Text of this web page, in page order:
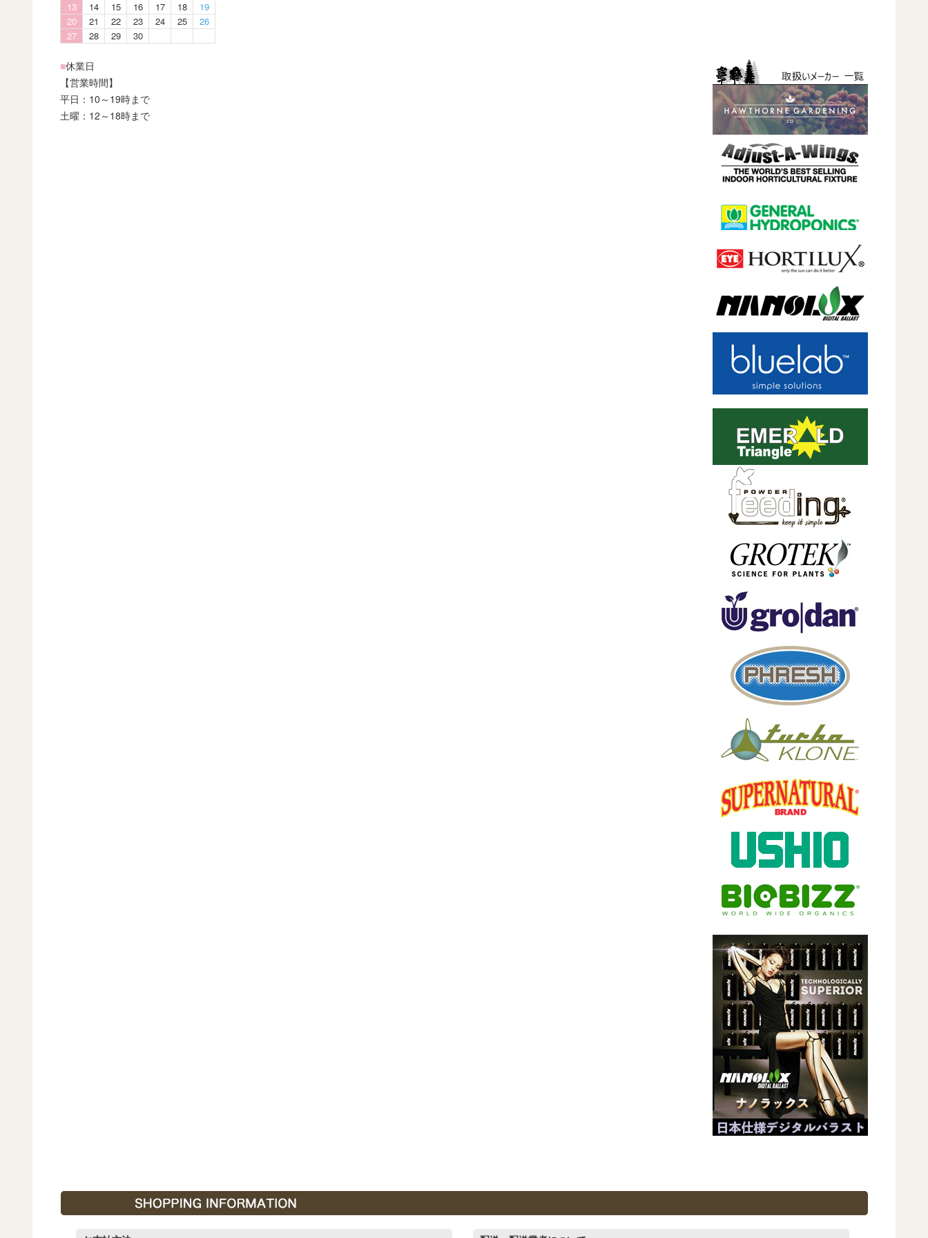
13
14 15 16 17 18
19
20
21 22 23 24 25
26
27
28 29 30
■休業日
【営業時間】
平日：10～19時まで
土曜：12～18時まで